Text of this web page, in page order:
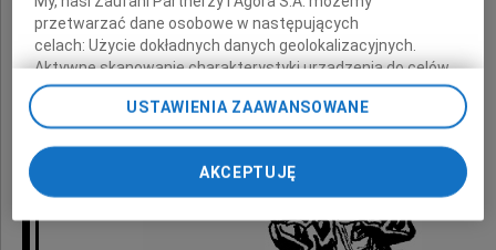
przetwarzać dane osobowe w następujących
celach:Użycie dokładnych danych geolokalizacyjnych.
Aktywne skanowanie charakterystyki urządzenia do celów
identyfikacji. Przechowywanie informacji na urządzeniu lub
dostęp do nich. Spersonalizowane reklamy i treści, pomiar
reklam i treści, badnie odbiorców i ulepszanie usług.
Lista Zaufanych Partnerów
USTAWIENIA ZAAWANSOWANE
AKCEPTUJĘ